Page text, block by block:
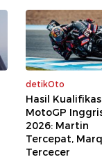
detikOto
Hasil
MotoGP
2026: Martin
Tercepat,
Tercecer